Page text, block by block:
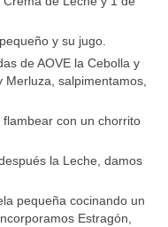
y su jugo.
de AOVE la Cebolla y
salpimentamos,
con un chorrito
la Leche, damos
pequeña cocinando un
Estragón,